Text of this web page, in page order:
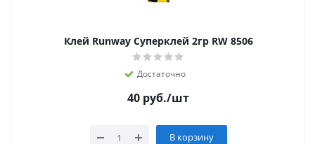
Клей Runway Суперклей 2гр RW 8506
Достаточно
40 руб./шт
В корзину